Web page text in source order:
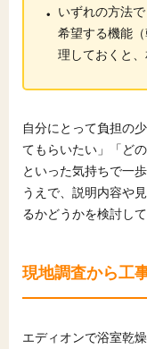
・ いずれの方法
希望する機能
理しておくと
自分にとって負担の
てもらいたい」「ど
といった気持ちで一
うえで、説明内容や
るかどうかを検討し
現地調査から工
エディオンで浴室乾